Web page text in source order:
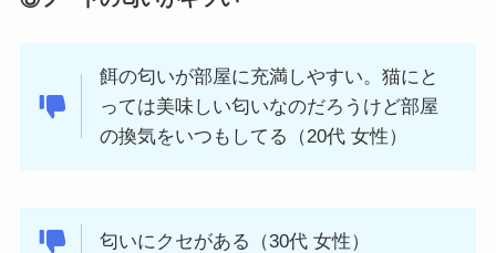
餌の匂いが部屋に充満しやすい。猫にと
っては美味しい匂いなのだろうけど部屋
の換気をいつもしてる（20代 女性）
匂いにクセがある（30代 女性）